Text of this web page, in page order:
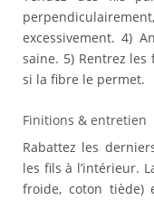
excessivement. 4)
saine. 5) Rentrez
si la fibre le permet.
Finitions & entretien
Rabattez les
les fils à l’intérieur.
froide, coton tiède)